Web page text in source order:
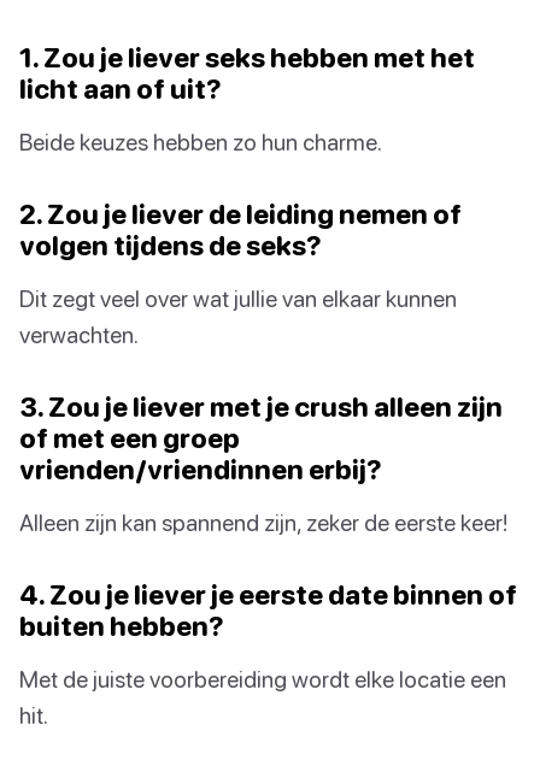
1. Zou je liever seks hebben met het
licht aan of uit?
Beide keuzes hebben zo hun charme.
2. Zou je liever de leiding nemen of
volgen tijdens de seks?
Dit zegt veel over wat jullie van elkaar kunnen
verwachten.
3. Zou je liever met je crush alleen zijn
of met een groep
vrienden/vriendinnen erbij?
Alleen zijn kan spannend zijn, zeker de eerste keer!
4. Zou je liever je eerste date binnen of
buiten hebben?
Met de juiste voorbereiding wordt elke locatie een
hit.